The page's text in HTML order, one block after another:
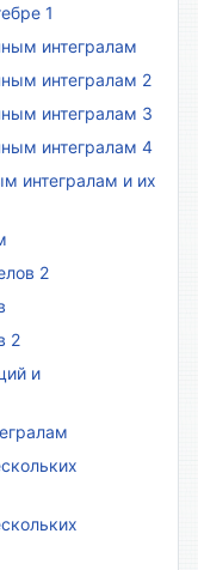
1
интегралам
интегралам 2
интегралам 3
интегралам 4
интегралам и их
2
2
и